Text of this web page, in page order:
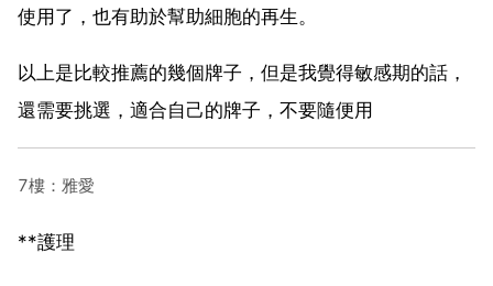
使用了，也有助於幫助細胞的再生。
以上是比較推薦的幾個牌子，但是我覺得敏感期的話，
還需要挑選，適合自己的牌子，不要隨便用
7樓：雅愛
**護理